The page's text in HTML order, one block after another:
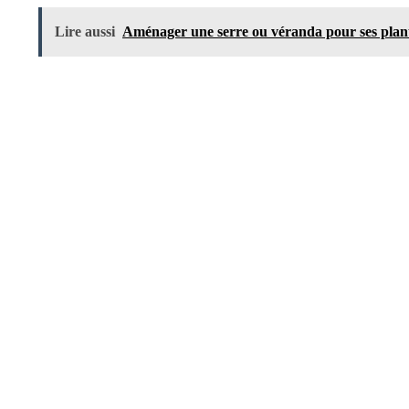
Lire aussi Aménager une serre ou véranda pour ses